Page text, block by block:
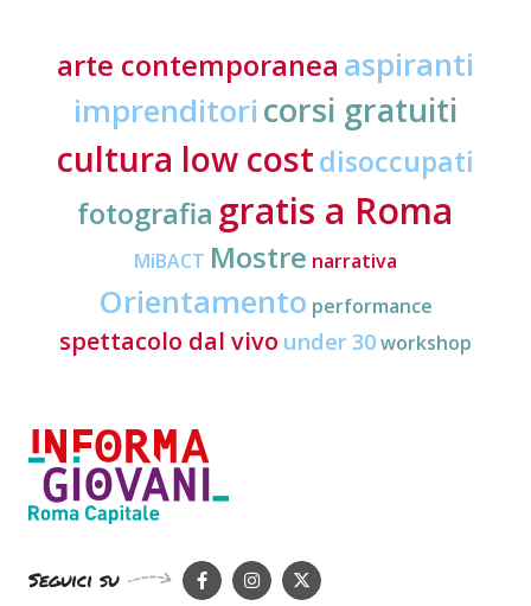
arte contemporanea aspiranti
imprenditori corsi gratuiti
cultura low costdisoccupati
fotografia gratis a Roma
MiBACT Mostre narrativa
Orientamento performance
spettacolo dal vivo under 30workshop
Seguici su